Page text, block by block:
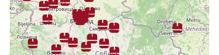
Bubamara stkr - Bubamara 1
Dečje torbe•Koferi•Muške torbe•Neseseri•Novčanici•
Pernice•Školski rančevi•Torbe za notebook•Ženske torbe